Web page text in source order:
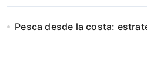
i
o
n
Pesca desde la costa: